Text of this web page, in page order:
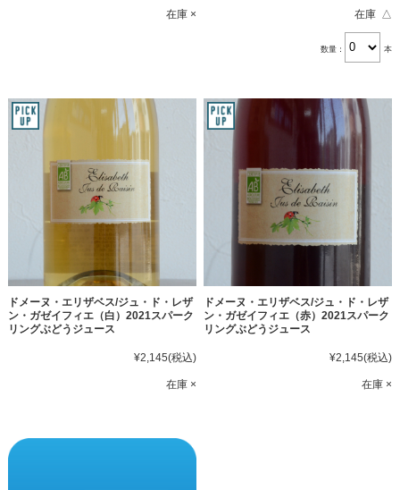
在庫 × 在庫 △
数量： 本
ドメーヌ・エリザベス/ジュ・ド・レザ
ン・ガゼイフィエ（白）2021スパーク
リングぶどうジュース
¥2,145(税込)
在庫 ×
ドメーヌ・エリザベス/ジュ・ド・レザ
ン・ガゼイフィエ（赤）2021スパーク
リングぶどうジュース
¥2,145(税込)
在庫 ×